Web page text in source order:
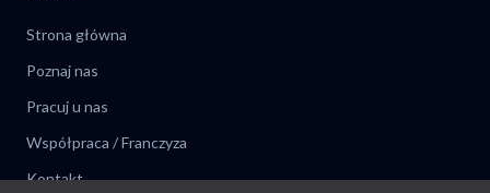
Strona główna
Poznaj nas
Pracuj u nas
Współpraca / Franczyza
Kontakt